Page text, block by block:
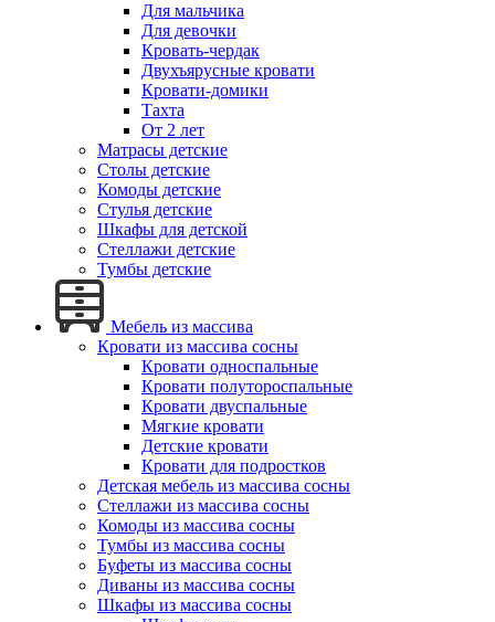
Для мальчика
Для девочки
Кровать-чердак
Двухъярусные кровати
Кровати-домики
Тахта
От 2 лет
Матрасы детские
Столы детские
Комоды детские
Стулья детские
Шкафы для детской
Стеллажи детские
Тумбы детские
Мебель из массива
Кровати из массива сосны
Кровати односпальные
Кровати полутороспальные
Кровати двуспальные
Мягкие кровати
Детские кровати
Кровати для подростков
Детская мебель из массива сосны
Стеллажи из массива сосны
Комоды из массива сосны
Тумбы из массива сосны
Буфеты из массива сосны
Диваны из массива сосны
Шкафы из массива сосны